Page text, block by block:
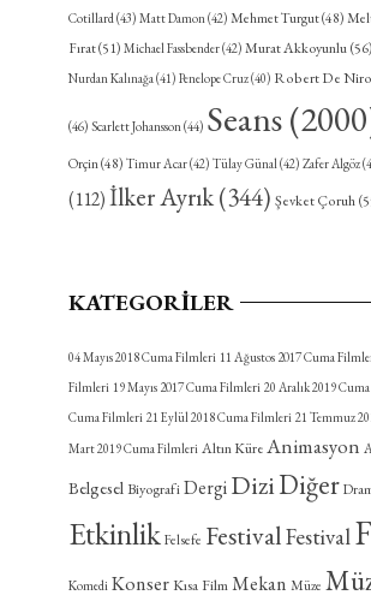
Cotillard(43) Matt Damon(42) Mehmet Turgut(48)
Fırat(51) Michael Fassbender(42) Murat Akkoyunlu(56)
Nurdan Kalınağa(41) Penelope Cruz(40) Robert De Niro
(46) Scarlett Johansson(44) Seans
Orçin(48) Timur Acar(42) Tülay Günal(42) Zafer Algöz
(112)İlker Ayrık(344) Şevket Çoruh
KATEGORILER
04 Mayıs 2018 Cuma Filmleri 11 Ağustos 2017 Cuma
Filmleri 19 Mayıs 2017 Cuma Filmleri 20 Aralık 2019
Cuma Filmleri 21 Eylül 2018 Cuma Filmleri 21 Temmuz
Mart 2019 Cuma Filmleri Altın Küre Animasyon
Belgesel Biyografi Dergi DiziDiğer
Etkinlik Felsefe FestivalFestival
Komedi Konser Kısa FilmMekan Müze